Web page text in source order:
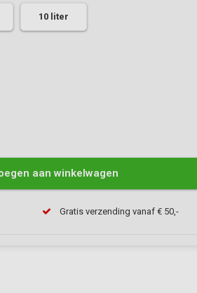
Afbeelding vergroten
10 liter
aan winkelwagen
Gratis verzending vanaf € 50,-